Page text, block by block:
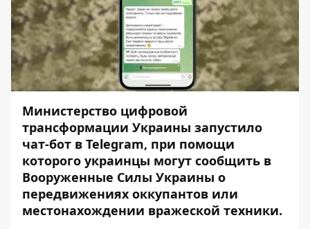
Министерство цифровой
трансформации Украины запустило
чат-бот в Telegram, при помощи
которого украинцы могут сообщить в
Вооруженные Силы Украины о
передвижениях оккупантов или
местонахождении вражеской техники.